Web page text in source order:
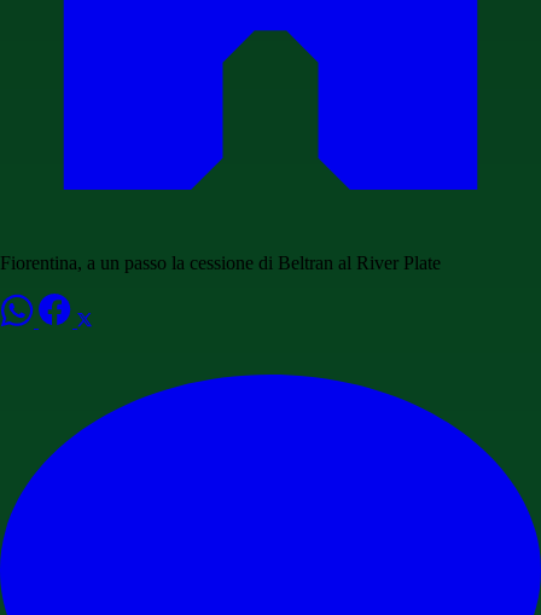
Fiorentina, a un passo la cessione di Beltran al River Plate